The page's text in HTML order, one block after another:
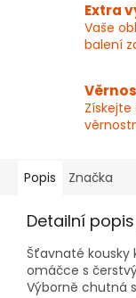
Extra
Vaše
balení
Získejte
Popis Značka
Detailní
Šťavnaté
omáčce s
Výborně chutná